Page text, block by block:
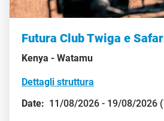
Futura Club Twiga e
Kenya - Watamu
Dettagli struttura
Date: 11/08/2026 - 19/08/2026